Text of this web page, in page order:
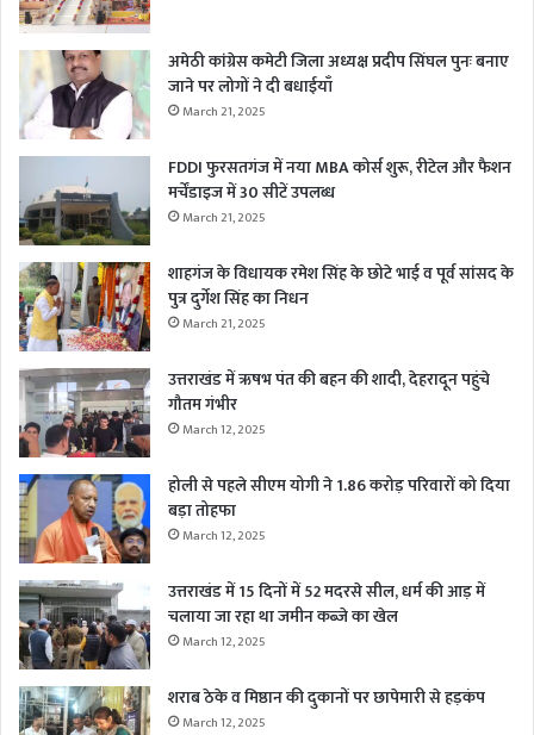
अमेठी कांग्रेस कमेटी जिला अध्यक्ष प्रदीप सिंघल पुनः बनाए
जाने पर लोगों ने दी बधाईयाँ
March 21, 2025
FDDI फुरसतगंज में नया MBA कोर्स शुरू, रीटेल और फैशन
मर्चेंडाइज में 30 सीटें उपलब्ध
March 21, 2025
शाहगंज के विधायक रमेश सिंह के छोटे भाई व पूर्व सांसद के
पुत्र दुर्गेश सिंह का निधन
March 21, 2025
उत्तराखंड में ऋषभ पंत की बहन की शादी, देहरादून पहुंचे
गौतम गंभीर
March 12, 2025
होली से पहले सीएम योगी ने 1.86 करोड़ परिवारों को दिया
बड़ा तोहफा
March 12, 2025
उत्तराखंड में 15 दिनों में 52 मदरसे सील, धर्म की आड़ में
चलाया जा रहा था जमीन कब्जे का खेल
March 12, 2025
शराब ठेके व मिष्ठान की दुकानों पर छापेमारी से हड़कंप
March 12, 2025